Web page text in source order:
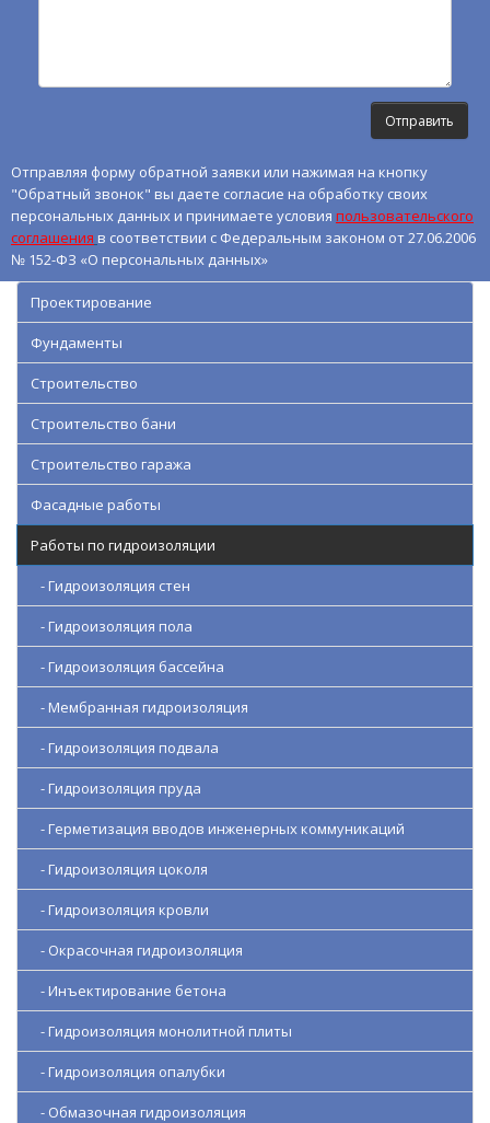
Отправляя форму обратной заявки или нажимая на кнопку
"Обратный звонок" вы даете согласие на обработку своих
персональных данных и принимаете условия пользовательского
соглашения в соответствии с Федеральным законом от 27.06.2006
№ 152-ФЗ «О персональных данных»
Проектирование
Фундаменты
Строительство
Строительство бани
Строительство гаража
Фасадные работы
Работы по гидроизоляции
- Гидроизоляция стен
- Гидроизоляция пола
- Гидроизоляция бассейна
- Мембранная гидроизоляция
- Гидроизоляция подвала
- Гидроизоляция пруда
- Герметизация вводов инженерных коммуникаций
- Гидроизоляция цоколя
- Гидроизоляция кровли
- Окрасочная гидроизоляция
- Инъектирование бетона
- Гидроизоляция монолитной плиты
- Гидроизоляция опалубки
- Обмазочная гидроизоляция